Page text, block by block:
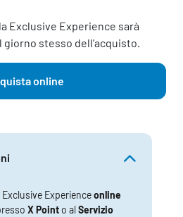
Exclusive Experience sarà
giorno stesso dell'acquisto.
online
Experienceonline
X Point o alServizio